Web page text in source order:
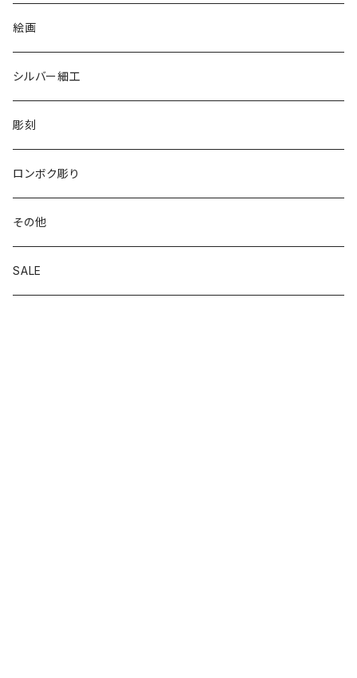
リバーシブル エコバッグ
絵画
シルバー細工
彫刻
ロンボク彫り
その他
SALE